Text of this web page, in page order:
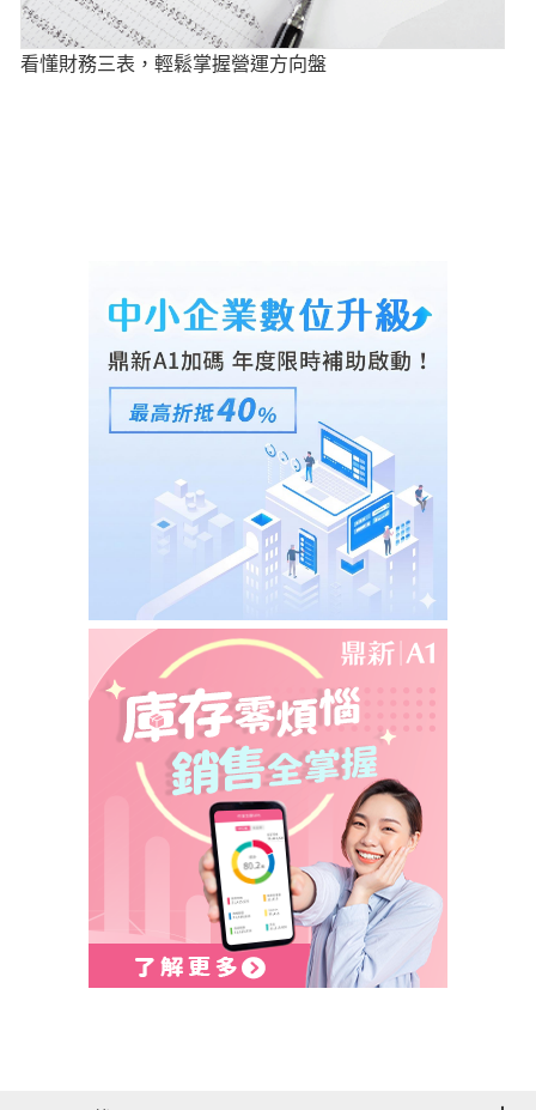
看懂財務三表，輕鬆掌握營運方向盤